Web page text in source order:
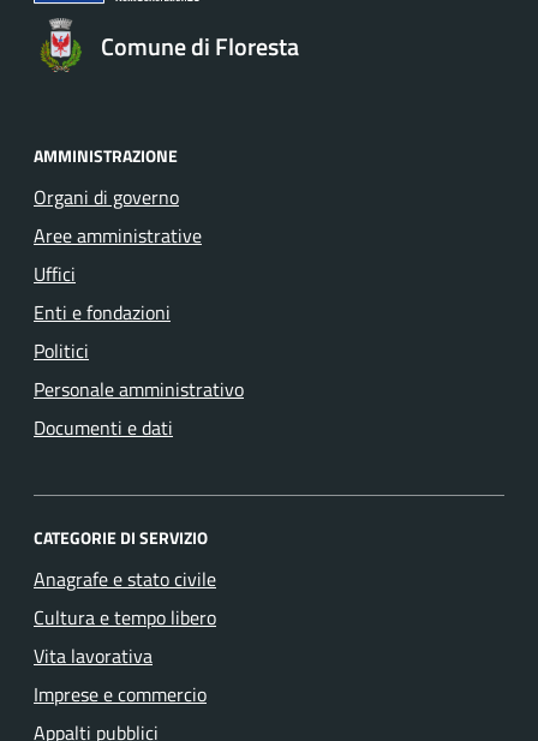
Comune di Floresta
AMMINISTRAZIONE
Organi di governo
Aree amministrative
Uffici
Enti e fondazioni
Politici
Personale amministrativo
Documenti e dati
CATEGORIE DI SERVIZIO
Anagrafe e stato civile
Cultura e tempo libero
Vita lavorativa
Imprese e commercio
Appalti pubblici